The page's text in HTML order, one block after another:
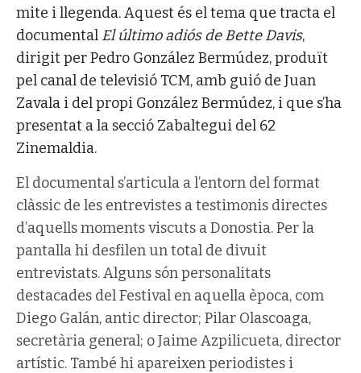
mite i llegenda. Aquest és el tema que tracta el
documental El último adiós de Bette Davis,
dirigit per Pedro González Bermúdez, produït
pel canal de televisió TCM, amb guió de Juan
Zavala i del propi González Bermúdez, i que s’ha
presentat a la secció Zabaltegui del 62
Zinemaldia.
El documental s’articula a l’entorn del format
clàssic de les entrevistes a testimonis directes
d’aquells moments viscuts a Donostia. Per la
pantalla hi desfilen un total de divuit
entrevistats. Alguns són personalitats
destacades del Festival en aquella època, com
Diego Galán, antic director; Pilar Olascoaga,
secretària general; o Jaime Azpilicueta, director
artístic. També hi apareixen periodistes i